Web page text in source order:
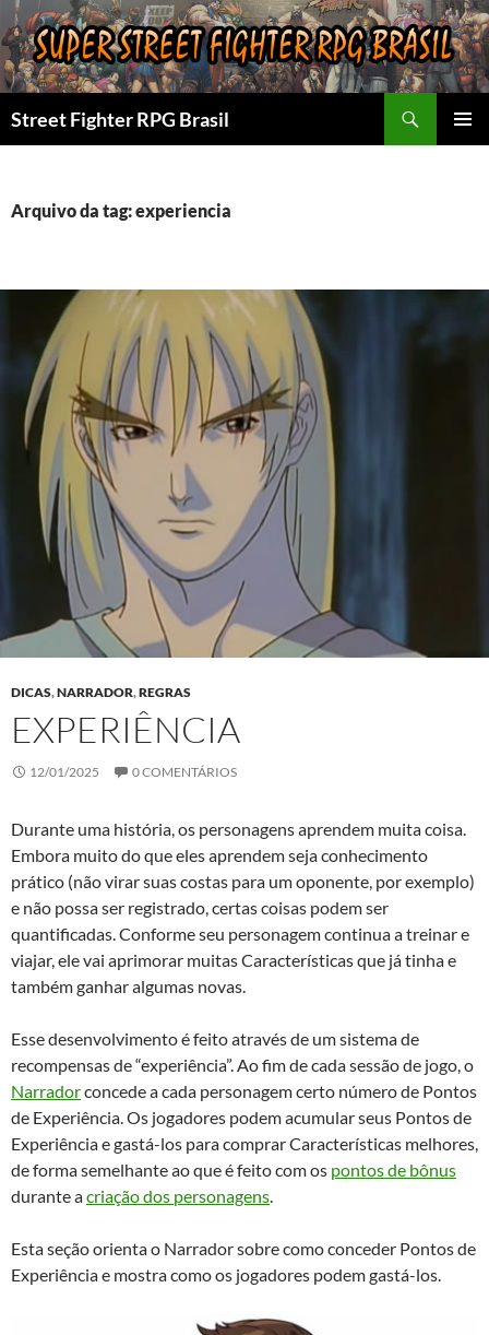
Pular
para
o
conteúdo
Street Fighter RPG Brasil
Arquivo da tag: experiencia
DICAS,NARRADOR,REGRAS
EXPERIÊNCIA
12/01/2025 0 COMENTÁRIOS
Durante uma história, os personagens aprendem muita coisa.
Embora muito do que eles aprendem seja conhecimento
prático (não virar suas costas para um oponente, por exemplo)
e não possa ser registrado, certas coisas podem ser
quantificadas. Conforme seu personagem continua a treinar e
viajar, ele vai aprimorar muitas Características que já tinha e
também ganhar algumas novas.
Esse desenvolvimento é feito através de um sistema de
recompensas de “experiência”. Ao fim de cada sessão de jogo, o
Narradorconcede a cada personagem certo número de Pontos
de Experiência. Os jogadores podem acumular seus Pontos de
Experiência e gastá-los para comprar Características melhores,
de forma semelhante ao que é feito com os pontos de bônus
durante acriação dos personagens
Esta seção orienta o Narrador sobre como conceder Pontos de
Experiência e mostra como os jogadores podem gastá-los.